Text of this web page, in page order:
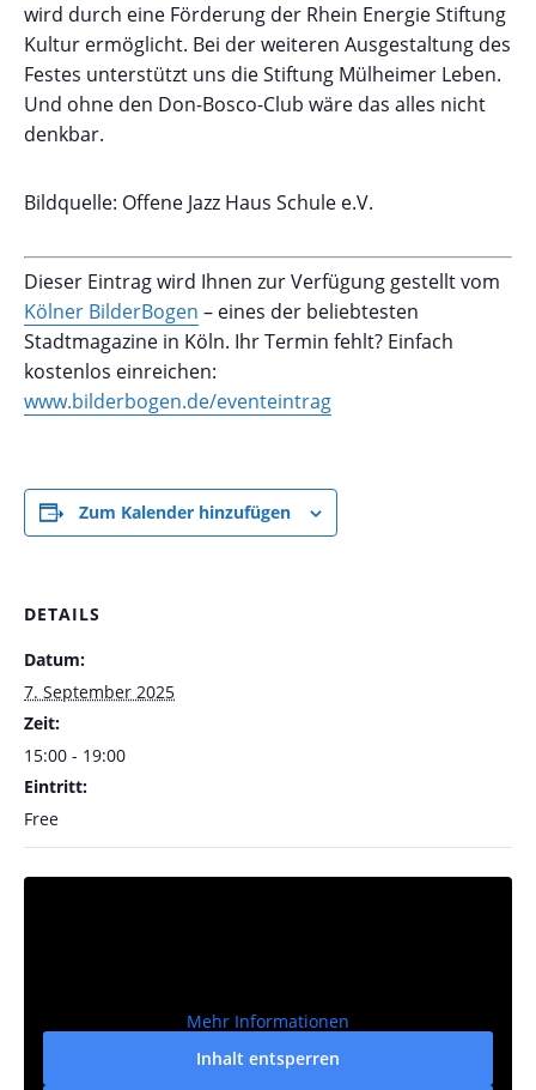
wird durch eine Förderung der Rhein Energie Stiftung
Kultur ermöglicht. Bei der weiteren Ausgestaltung des
Festes unterstützt uns die Stiftung Mülheimer Leben.
Und ohne den Don-Bosco-Club wäre das alles nicht
denkbar.
Bildquelle: Offene Jazz Haus Schule e.V.
Dieser Eintrag wird Ihnen zur Verfügung gestellt vom
Kölner BilderBogen – eines der beliebtesten
Stadtmagazine in Köln. Ihr Termin fehlt? Einfach
kostenlos einreichen:
www.bilderbogen.de/eventeintrag
Zum Kalender hinzufügen
DETAILS
Datum:
7. September 2025
Zeit:
15:00 - 19:00
Eintritt:
Free
Mehr Informationen
Inhalt entsperren